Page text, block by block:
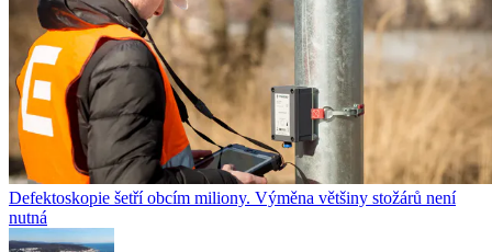
Defektoskopie šetří obcím miliony. Výměna většiny stožárů není
nutná